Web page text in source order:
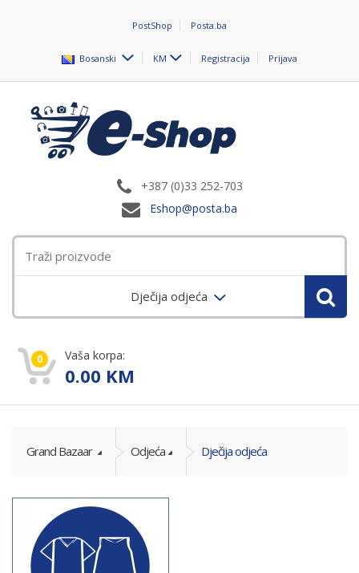
PostShop Posta.ba
Bosanski KM Registracija Prijava
+387 (0)33 252-703
Eshop@posta.ba
Dječija odjeća
0 Vaša korpa:
0.00 KM
Grand Bazaar Odjeća Dječija odjeća